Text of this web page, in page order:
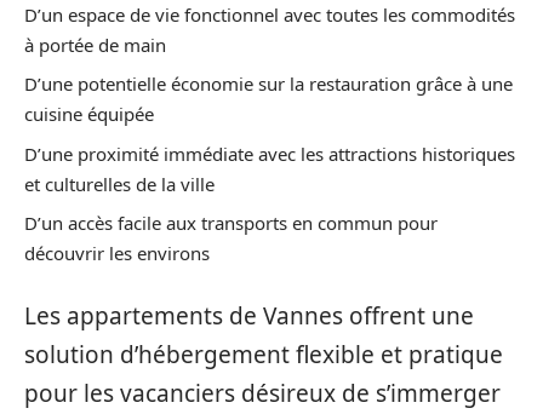
D’un espace de vie fonctionnel avec toutes les commodités
à portée de main
D’une potentielle économie sur la restauration grâce à une
cuisine équipée
D’une proximité immédiate avec les attractions historiques
et culturelles de la ville
D’un accès facile aux transports en commun pour
découvrir les environs
Les appartements de Vannes offrent une
solution d’hébergement flexible et pratique
pour les vacanciers désireux de s’immerger